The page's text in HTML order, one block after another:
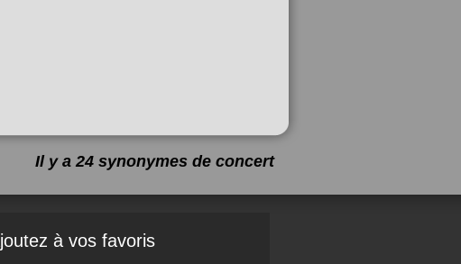
Il y a 24 synonymes de concert
à vos favoris